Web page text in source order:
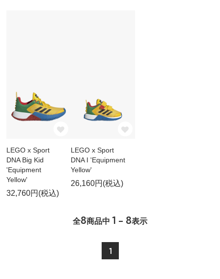
LEGO x Sport
DNA Big Kid
'Equipment
Yellow'
32,760円(税込)
LEGO x Sport
DNA I 'Equipment
Yellow'
26,160円(税込)
全8商品中 1 - 8表示
1